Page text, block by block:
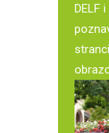
DELF